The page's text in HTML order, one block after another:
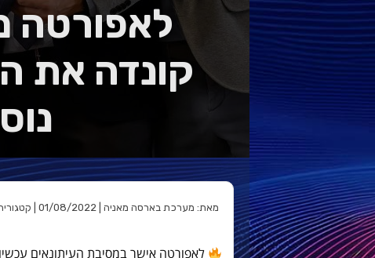
לאפורטה
קונדה את
נוספת
מאת: מערכת בארסה מאניה | 01/08/2022 | קטגוריה: